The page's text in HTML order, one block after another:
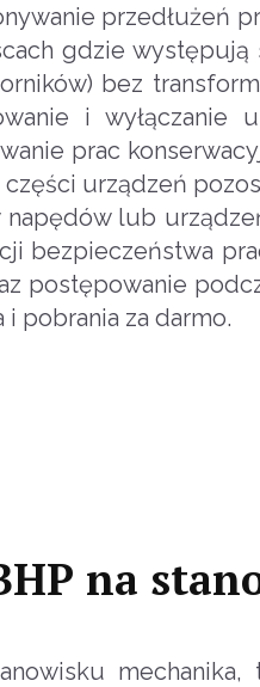
przedłużeń
gdzie
bez
i wyłączanie
prac
urządzeń
napędów lub
bezpieczeństwa
postępowanie
pobrania za darmo.
na